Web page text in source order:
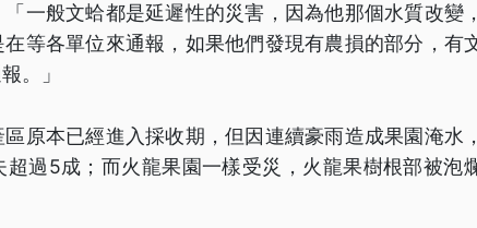
一般文蛤都是延遲性的災害，因為他那個水質改變
等各單位來通報，如果他們發現有農損的部分，有
。」
原本已經進入採收期，但因連續豪雨造成果園淹水
過5成；而火龍果園一樣受災，火龍果樹根部被泡